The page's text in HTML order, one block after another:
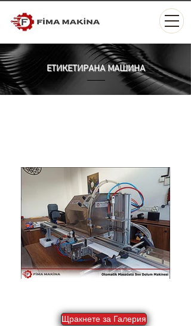
ЕТИКЕТИРАНА МАШИНА
Щракнете за Галерия